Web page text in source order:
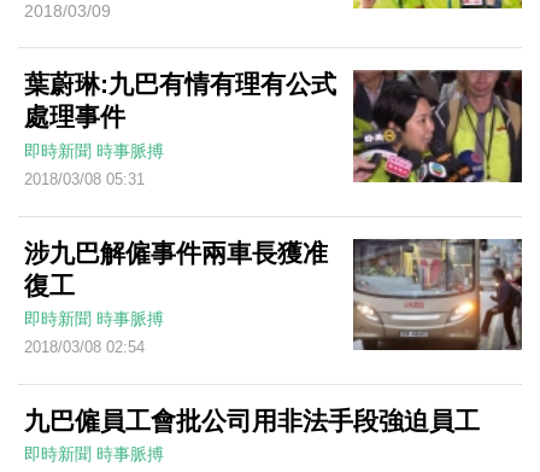
2018/03/09
葉蔚琳:九巴有情有理有公式
處理事件
即時新聞 時事脈搏
2018/03/08 05:31
涉九巴解僱事件兩車長獲准
復工
即時新聞 時事脈搏
2018/03/08 02:54
九巴僱員工會批公司用非法手段強迫員工
即時新聞 時事脈搏